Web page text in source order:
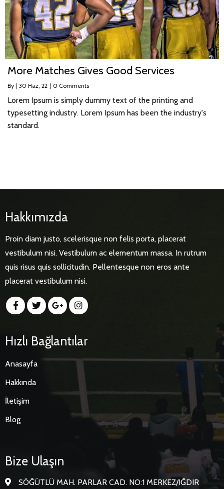
More Matches Gives Good Services
By | 30 Haz, 22 | 0 Comments
Lorem Ipsum is simply dummy text of the printing and
typesetting industry. Lorem Ipsum has been the industry's
standard.
Hakkımızda
Proin diam justo, scelerisque non felis porta, placerat
vestibulum nisi. Vestibulum ac elementum massa. In rutrum
quis risus quis sollicitudin. Pellentesque non eros ante
placerat vestibulum nisi.
Hızlı Bağlantılar
Anasayfa
Hakkında
İletişim
Blog
Bize Ulaşın
SÖĞÜTLÜ MAH. PARLAR CAD. NO:1 MERKEZ/IĞDIR